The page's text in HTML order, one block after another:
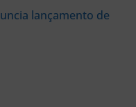
lançamento de